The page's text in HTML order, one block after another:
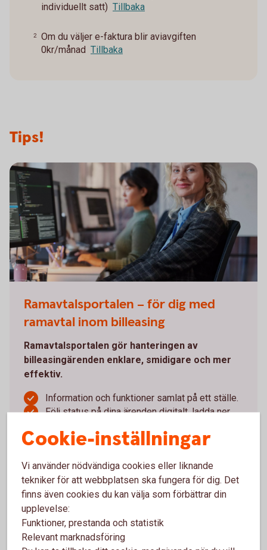
individuellt satt) Tillbaka
2
Om du väljer e-faktura blir aviavgiften
0kr/månad Tillbaka
Tips!
Ramavtalsportalen – för dig med
ramavtal inom billeasing
Ramavtalsportalen gör hanteringen av
billeasingärenden enklare, smidigare och mer
effektiv.
Information och funktioner samlat på ett ställe.
Följ status på dina ärenden digitalt, ladda ner
Digital signering av dokument gör processen
Frigör tid med kortare ledtider.
Du som redan har åtkomst når portalen genom att
klicka på Logga in – Objektfinansiering – Portal
Leasing och Avbetalning.
Logga in i internetbanken och nå
Cookie-inställningar
Vi använder nödvändiga cookies eller liknande
tekniker för att webbplatsen ska fungera för dig. Det
finns även cookies du kan välja som förbättrar din
upplevelse:
Funktioner, prestanda och statistik
Relevant marknadsföring